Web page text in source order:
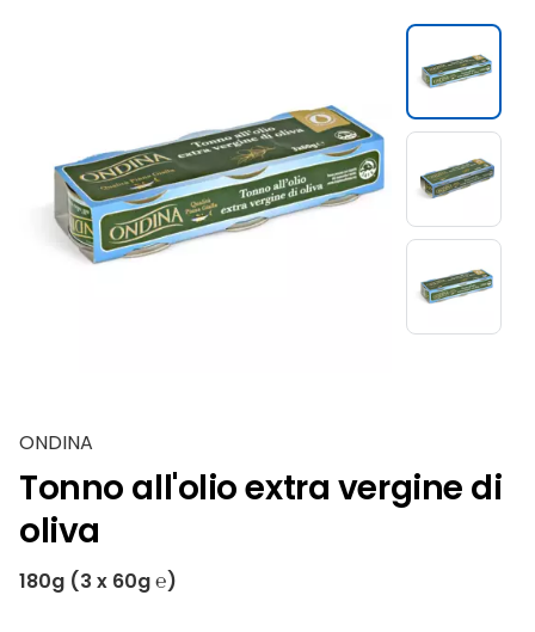
ONDINA
Tonno all'olio extra vergine di
oliva
180g (3 x 60g ℮)